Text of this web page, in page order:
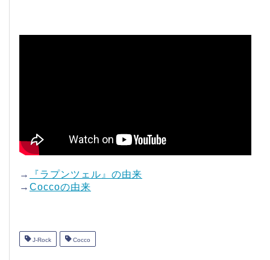
→
『ラプンツェル』の由来
→ Coccoの由来
J-Rock Cocco